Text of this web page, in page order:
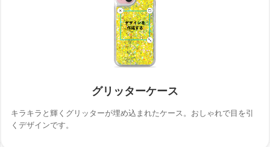
グリッターケース
キラキラと輝くグリッターが埋め込まれたケース。おしゃれで目を引
くデザインです。